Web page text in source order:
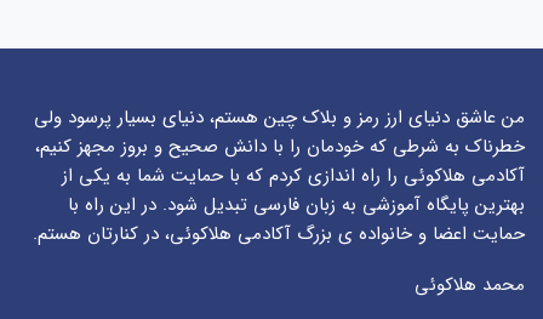
من عاشق دنیای ارز رمز و بلاک چین هستم، دنیای بسیار پرسود ولی
خطرناک به شرطی که خودمان را با دانش صحیح و بروز مجهز کنیم،
آکادمی هلاکوئی را راه اندازی کردم که با حمایت شما به یکی از
بهترین پایگاه آموزشی به زبان فارسی تبدیل شود. در این راه با
حمایت اعضا و خانواده ی بزرگ آکادمی هلاکوئی، در کنارتان هستم.
محمد هلاکوئی